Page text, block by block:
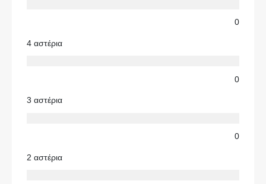
0
4 αστέρια
0
3 αστέρια
0
2 αστέρια